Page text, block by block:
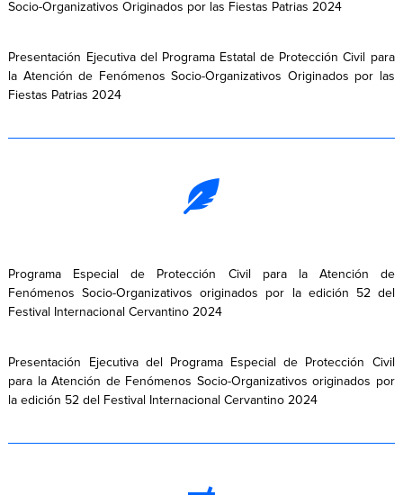
Socio-Organizativos Originados por las Fiestas Patrias 2024
Presentación Ejecutiva del Programa Estatal de Protección Civil para
la Atención de Fenómenos Socio-Organizativos Originados por las
Fiestas Patrias 2024
Programa Especial de Protección Civil para la Atención de
Fenómenos Socio-Organizativos originados por la edición 52 del
Festival Internacional Cervantino 2024
Presentación Ejecutiva del Programa Especial de Protección Civil
para la Atención de Fenómenos Socio-Organizativos originados por
la edición 52 del Festival Internacional Cervantino 2024